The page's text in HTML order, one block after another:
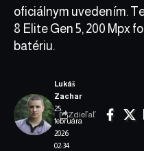
oficiálnym uvedením.
8 Elite Gen 5, 200 Mpx
batériu.
25.
februára
2026
02:34
Lukáš
Zachar
Zdieľať